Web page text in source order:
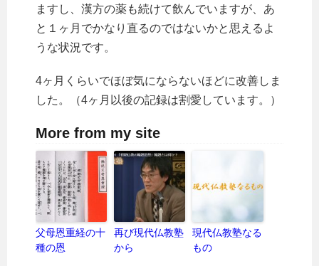
ますし、漢方の薬も続けて飲んでいますが、あ
と１ヶ月でかなり直るのではないかと思えるよ
うな状況です。
4ヶ月くらいでほぼ気にならないほどに改善しま
した。（4ヶ月以後の記録は割愛しています。）
More from my site
父母恩重経の十
種の恩
再び現代仏教塾
から
現代仏教塾なる
もの